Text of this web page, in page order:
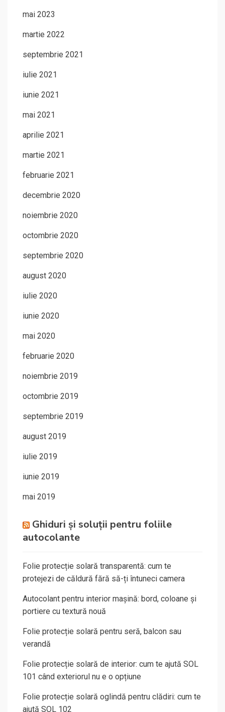
mai 2023
martie 2022
septembrie 2021
iulie 2021
iunie 2021
mai 2021
aprilie 2021
martie 2021
februarie 2021
decembrie 2020
noiembrie 2020
octombrie 2020
septembrie 2020
august 2020
iulie 2020
iunie 2020
mai 2020
februarie 2020
noiembrie 2019
octombrie 2019
septembrie 2019
august 2019
iulie 2019
iunie 2019
mai 2019
Ghiduri și soluții pentru foliile
autocolante
Folie protecție solară transparentă: cum te
protejezi de căldură fără să-ți întuneci camera
Autocolant pentru interior mașină: bord, coloane și
portiere cu textură nouă
Folie protecție solară pentru seră, balcon sau
verandă
Folie protecție solară de interior: cum te ajută SOL
101 când exteriorul nu e o opțiune
Folie protecție solară oglindă pentru clădiri: cum te
ajută SOL 102